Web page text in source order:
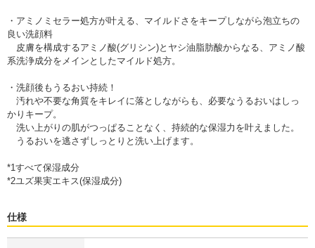
・アミノミセラー処方が叶える、マイルドさをキープしながら泡立ちの
良い洗顔料
皮膚を構成するアミノ酸(グリシン)とヤシ油脂肪酸からなる、アミノ酸
系洗浄成分をメインとしたマイルド処方。
・洗顔後もうるおい持続！
汚れや不要な角質をキレイに落としながらも、必要なうるおいはしっ
かりキープ。
洗い上がりの肌がつっぱることなく、持続的な保湿力を叶えました。
うるおいを逃さずしっとりと洗い上げます。
*1すべて保湿成分
*2ユズ果実エキス(保湿成分)
仕様